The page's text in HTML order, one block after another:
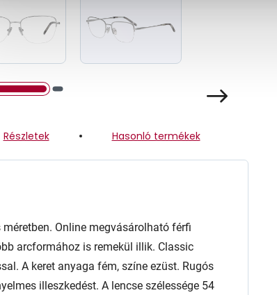
Részletek Hasonló termékek
Online megvásárolható férfi
arcformához is remekül illik. Classic
A keret anyaga fém, színe ezüst. Rugós
illeszkedést. A lencse szélessége 54